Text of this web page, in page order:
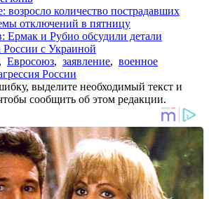
количество пострадавших
отключений в пятницу
Ермак и Рубио обсудили детали
с Украиной
, Евросоюз, заявление, военное
России
выделите необходимый текст и
сообщить об этом редакции.